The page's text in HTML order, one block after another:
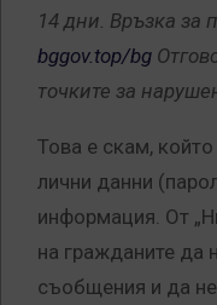
14 дни. Връзка за
bggov.top/bg
точките за
Това е скам,
лични данни
информация. От
на гражданите да
съобщения и да